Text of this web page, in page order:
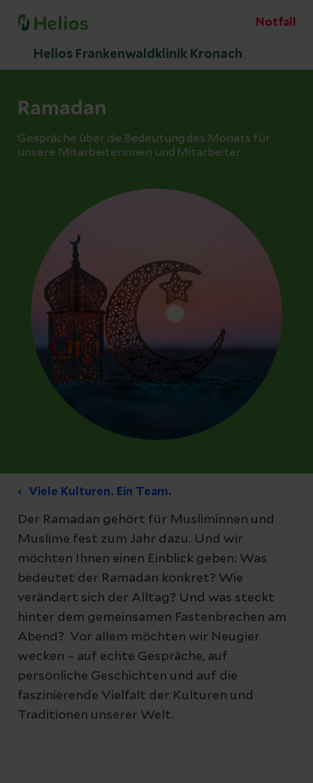
Notfall
Helios Frankenwaldklinik Kronach
Ramadan
Gespräche über die Bedeutung des Monats für
unsere Mitarbeiterinnen und Mitarbeiter
Viele Kulturen. Ein Team.
Der Ramadan gehört für Musliminnen und
Muslime fest zum Jahr dazu. Und wir
möchten Ihnen einen Einblick geben: Was
bedeutet der Ramadan konkret? Wie
verändert sich der Alltag? Und was steckt
hinter dem gemeinsamen Fastenbrechen am
Abend? Vor allem möchten wir Neugier
wecken – auf echte Gespräche, auf
persönliche Geschichten und auf die
faszinierende Vielfalt der Kulturen und
Traditionen unserer Welt.